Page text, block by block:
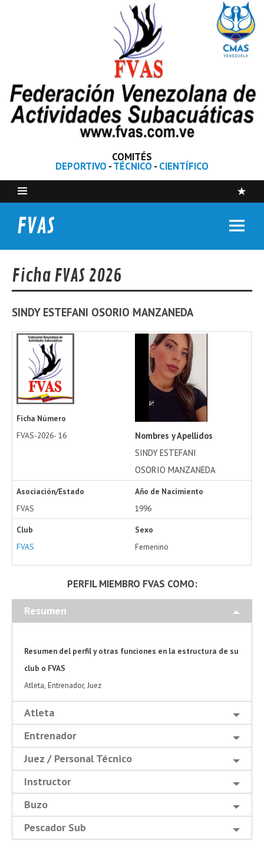
COMITÉS
DEPORTIVO -TÉCNICO - CIENTÍFICO
FVAS
Ficha FVAS 2026
SINDY ESTEFANI OSORIO MANZANEDA
Ficha Número
FVAS-2026- 16
Nombres y Apellidos
SINDY ESTEFANI
OSORIO MANZANEDA
Asociación/Estado
FVAS
Año de Nacimiento
1996
Club
FVAS
Sexo
Femenino
PERFIL MIEMBRO FVAS COMO:
Resumen
Resumen del perfil y otras funciones en la estructura de su
club o FVAS
Atleta, Entrenador, Juez
Atleta
Entrenador
Juez / Personal Técnico
Instructor
Buzo
Pescador Sub